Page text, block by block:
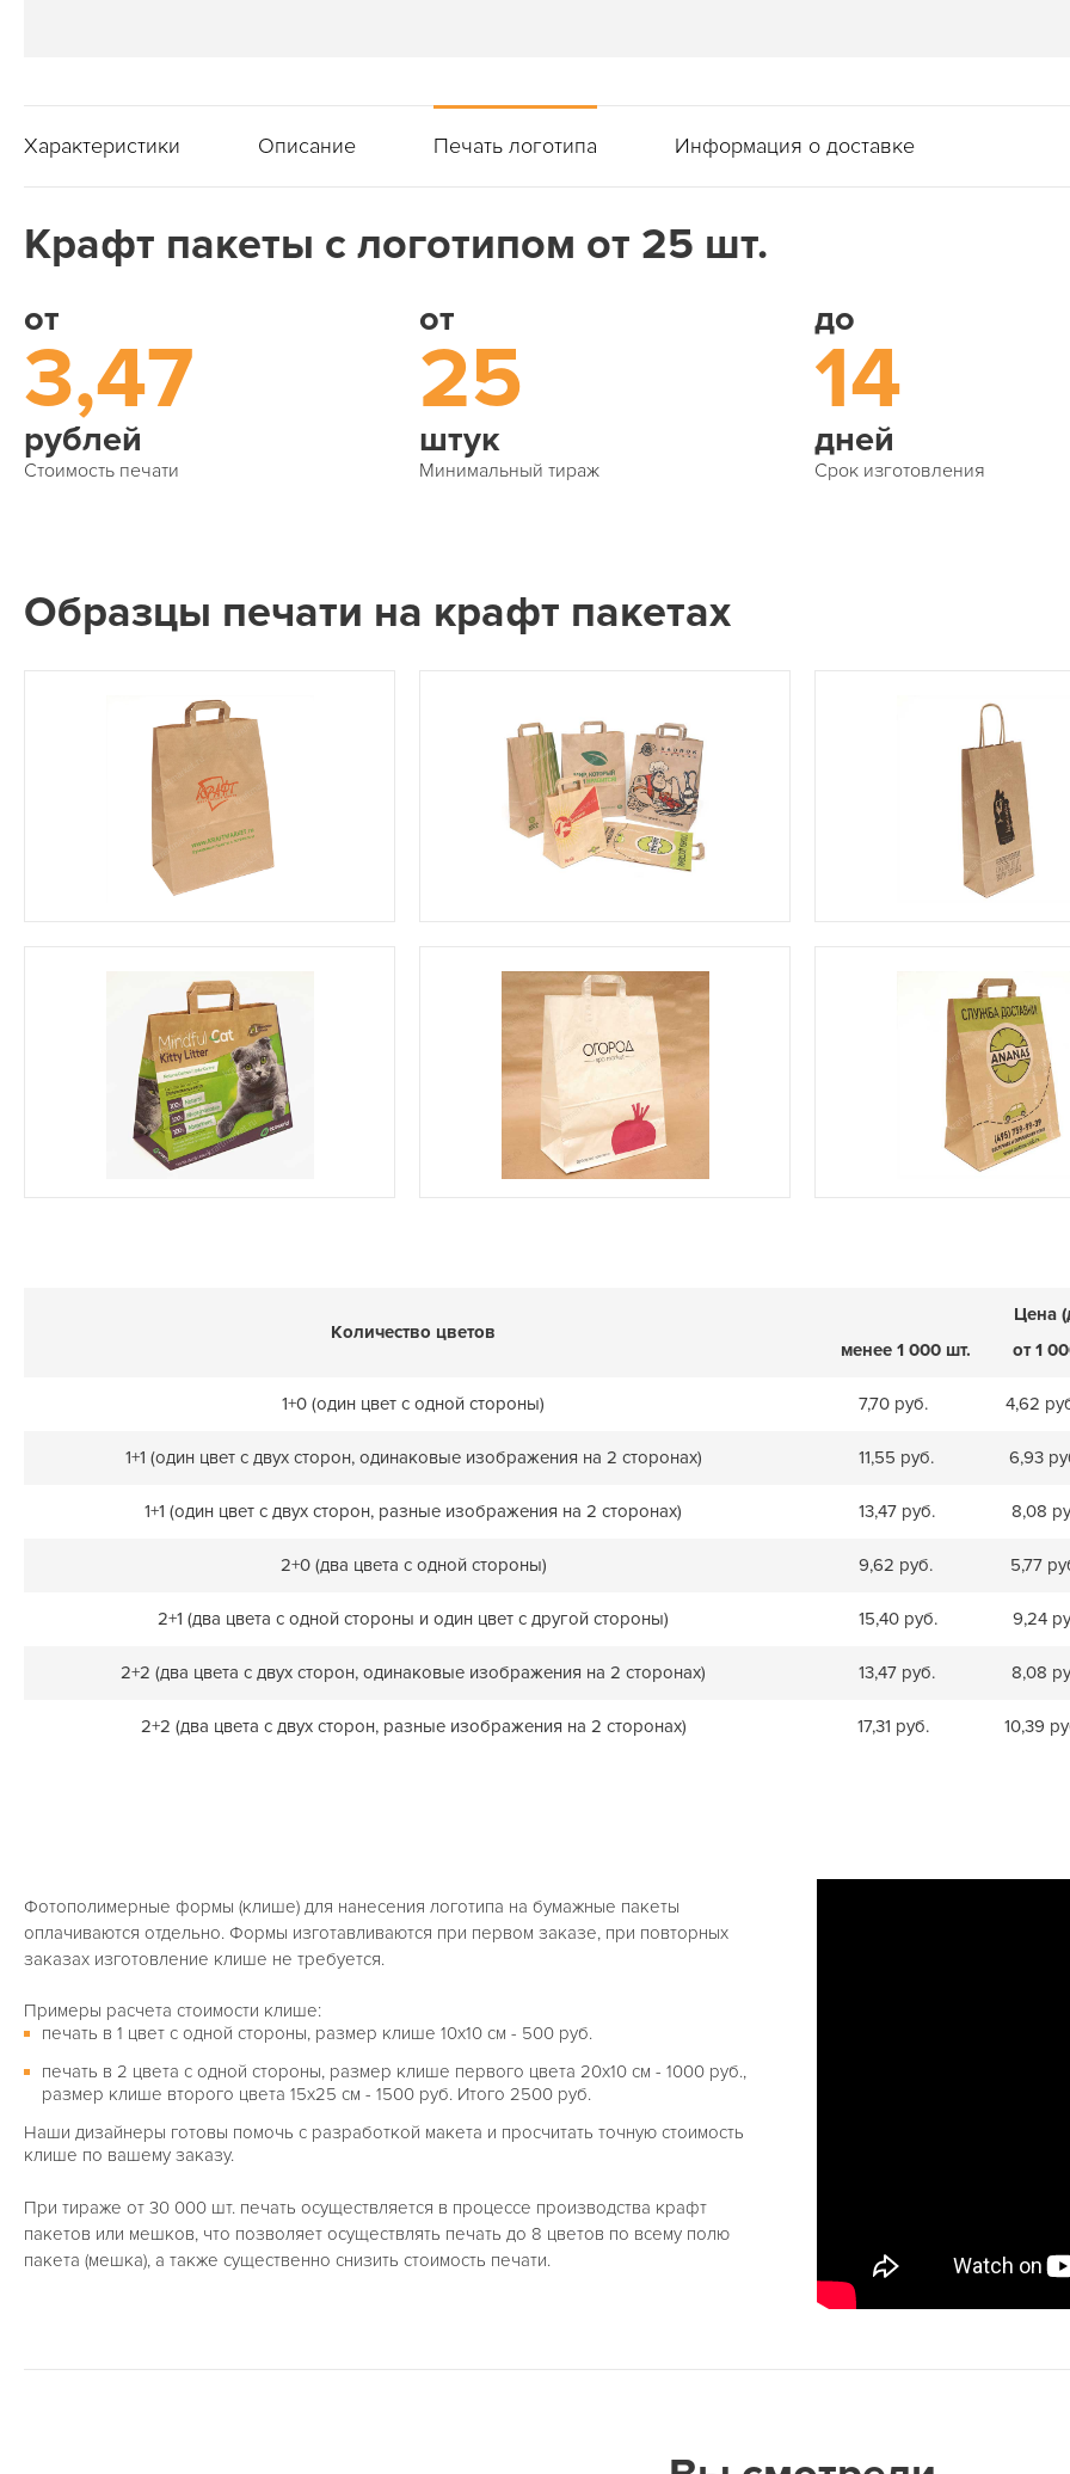
Характеристики Описание Печать логотипа Информация о доставке
Крафт пакеты с логотипом от 25 шт.
от
3,47
рублей
Стоимость печати
от
25
штук
Минимальный тираж
до
14
дней
Срок изготовления
Образцы печати на крафт пакетах
Количество цветов
Цена
менее 1 000 шт.
от 1
1+0 (один цвет с одной стороны) 7,70 руб. 4,62
1+1 (один цвет с двух сторон, одинаковые изображения на 2 сторонах) 11,55 руб. 6,93
1+1 (один цвет с двух сторон, разные изображения на 2 сторонах) 13,47 руб. 8,08
2+0 (два цвета с одной стороны) 9,62 руб. 5,77
2+1 (два цвета с одной стороны и один цвет с другой стороны) 15,40 руб. 9,24
2+2 (два цвета с двух сторон, одинаковые изображения на 2 сторонах) 13,47 руб. 8,08
2+2 (два цвета с двух сторон, разные изображения на 2 сторонах) 17,31 руб. 10,39
Фотополимерные формы (клише) для нанесения логотипа на бумажные пакеты
оплачиваются отдельно. Формы изготавливаются при первом заказе, при повторных
заказах изготовление клише не требуется.
Примеры расчета стоимости клише:
печать в 1 цвет с одной стороны, размер клише 10х10 см - 500 руб.
печать в 2 цвета с одной стороны, размер клише первого цвета 20х10 см - 1000 руб.,
размер клише второго цвета 15х25 см - 1500 руб. Итого 2500 руб.
Наши дизайнеры готовы помочь с разработкой макета и просчитать точную стоимость
клише по вашему заказу.
При тираже от 30 000 шт. печать осуществляется в процессе производства крафт
пакетов или мешков, что позволяет осуществлять печать до 8 цветов по всему полю
пакета (мешка), а также существенно снизить стоимость печати.